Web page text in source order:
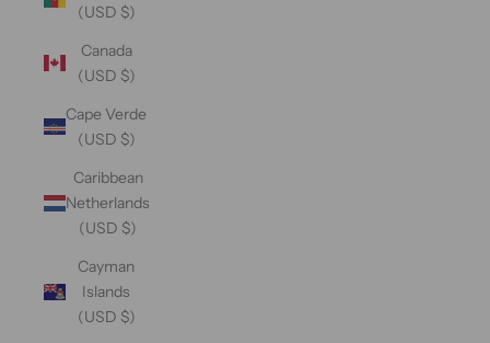
(USD $)
Canada
(USD $)
Cape Verde
(USD $)
Caribbean
Netherlands
(USD $)
Cayman
Islands
(USD $)